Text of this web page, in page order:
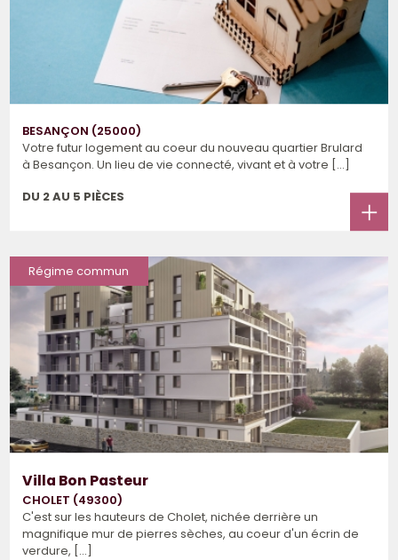
BESANÇON (25000)
Votre futur logement au coeur du nouveau quartier Brulard
à Besançon. Un lieu de vie connecté, vivant et à votre [...]
DU 2 AU 5 PIÈCES
Régime commun
Villa Bon Pasteur
CHOLET (49300)
C'est sur les hauteurs de Cholet, nichée derrière un
magnifique mur de pierres sèches, au coeur d'un écrin de
verdure, [...]